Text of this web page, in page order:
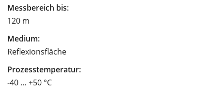
Messbereich bis:
120 m
Medium:
Reflexionsfläche
Prozesstemperatur:
-40 … +50 °C